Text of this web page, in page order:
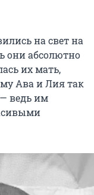
на свет на
они абсолютно
их мать,
Ава и Лия так
— ведь им